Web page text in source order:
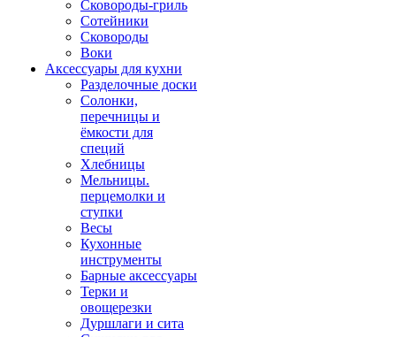
Сковороды-гриль
Сотейники
Сковороды
Воки
Аксессуары для кухни
Разделочные доски
Солонки,
перечницы и
ёмкости для
специй
Хлебницы
Мельницы.
перцемолки и
ступки
Весы
Кухонные
инструменты
Барные аксессуары
Терки и
овощерезки
Дуршлаги и сита